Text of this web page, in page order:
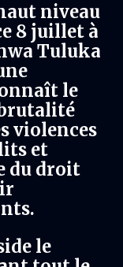
niveau
8 juillet à
Tuluka
le
violences
et
du droit
le